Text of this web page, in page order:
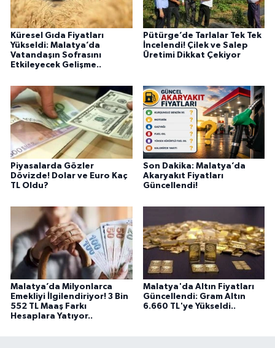
Küresel Gıda Fiyatları
Yükseldi: Malatya’da
Vatandaşın Sofrasını
Etkileyecek Gelişme..
Pütürge’de Tarlalar Tek Tek
İncelendi! Çilek ve Salep
Üretimi Dikkat Çekiyor
Piyasalarda Gözler
Dövizde! Dolar ve Euro Kaç
TL Oldu?
Son Dakika: Malatya’da
Akaryakıt Fiyatları
Güncellendi!
Malatya’da Milyonlarca
Emekliyi İlgilendiriyor! 3 Bin
552 TL Maaş Farkı
Hesaplara Yatıyor..
Malatya'da Altın Fiyatları
Güncellendi: Gram Altın
6.660 TL'ye Yükseldi..